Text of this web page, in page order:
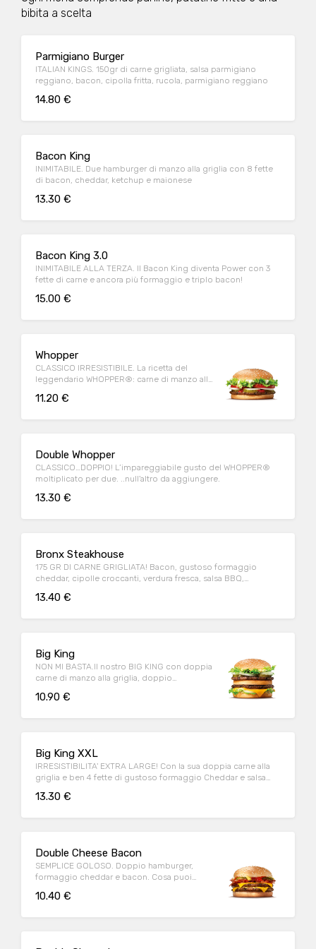
bibita a scelta
Parmigiano Burger
ITALIAN KINGS. 150gr di carne grigliata, salsa parmigiano
reggiano, bacon, cipolla fritta, rucola, parmigiano reggiano
14.80 €
Bacon King
INIMITABILE. Due hamburger di manzo alla griglia con 8 fette
di bacon, cheddar, ketchup e maionese
13.30 €
Bacon King 3.0
INIMITABILE ALLA TERZA. Il Bacon King diventa Power con 3
fette di carne e ancora più formaggio e triplo bacon!
15.00 €
Whopper
CLASSICO IRRESISTIBILE. La ricetta del
leggendario WHOPPER®: carne di manzo alla
ineguagliabile.
11.20 €
Double Whopper
CLASSICO…DOPPIO! L’impareggiabile gusto del WHOPPER®
moltiplicato per due. ..null'altro da aggiungere.
13.30 €
Bronx Steakhouse
175 GR DI CARNE GRIGLIATA! Bacon, gustoso formaggio
cheddar, cipolle croccanti, verdura fresca, salsa BBQ,
13.40 €
Big King
NON MI BASTA.Il nostro BIG KING con doppia
carne di manzo alla griglia, doppio
10.90 €
Big King XXL
IRRESISTIBILITA' EXTRA LARGE! Con la sua doppia carne alla
griglia e ben 4 fette di gustoso formaggio Cheddar e salsa
13.30 €
Double Cheese Bacon
SEMPLICE GOLOSO. Doppio hamburger,
formaggio cheddar e bacon. Cosa puoi
10.40 €